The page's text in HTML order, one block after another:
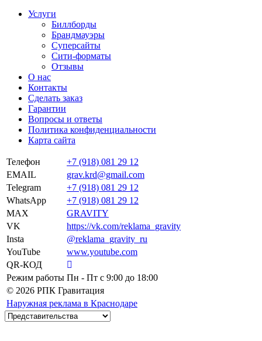
Услуги
Биллборды
Брандмауэры
Суперсайты
Сити-форматы
Отзывы
О нас
Контакты
Сделать заказ
Гарантии
Вопросы и ответы
Политика конфиденциальности
Карта сайта
Телефон
+7 (918) 081 29 12
EMAIL
grav.krd@gmail.com
Telegram
+7 (918) 081 29 12
WhatsApp
+7 (918) 081 29 12
MAX
GRAVITY
VK
https://vk.com/reklama_gravity
Insta
@reklama_gravity_ru
YouTube
www.youtube.com
QR-КОД
Режим работы Пн - Пт c 9:00 до 18:00
© 2026 РПК Гравитация
Наружная реклама в Краснодаре